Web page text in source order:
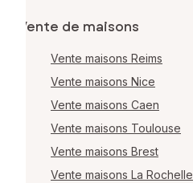
Vente de maisons
Vente maisons Reims
Vente maisons Nice
Vente maisons Caen
Vente maisons Toulouse
Vente maisons Brest
Vente maisons La Rochelle